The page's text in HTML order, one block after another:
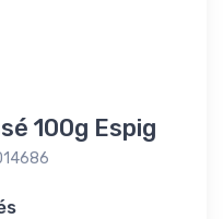
100g Espig